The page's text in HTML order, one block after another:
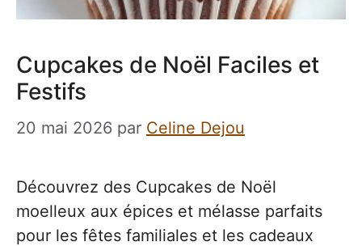
Cupcakes de Noël Faciles et
Festifs
20 mai 2026 par Celine Dejou
Découvrez des Cupcakes de Noël
moelleux aux épices et mélasse parfaits
pour les fêtes familiales et les cadeaux